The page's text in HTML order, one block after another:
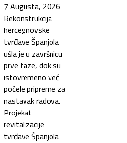
7 Augusta, 2026
Rekonstrukcija
hercegnovske
tvrđave Španjola
ušla je u završnicu
prve faze, dok su
istovremeno već
počele pripreme za
nastavak radova.
Projekat
revitalizacije
tvrđave Španjola